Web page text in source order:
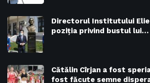
Directorul Institutului
poziția privind bustul lui…
Cătălin Cîrjan a fost
fost făcute semne